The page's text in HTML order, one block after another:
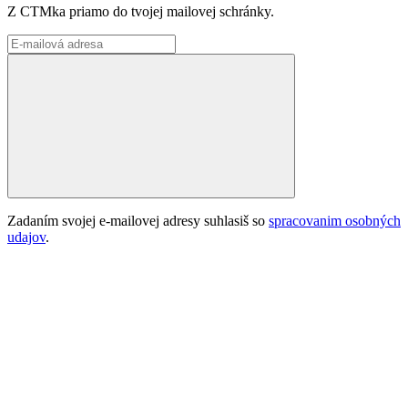
Z CTMka priamo do tvojej mailovej schránky.
Zadaním svojej e-mailovej adresy suhlasiš so spracovanim osobných
udajov.